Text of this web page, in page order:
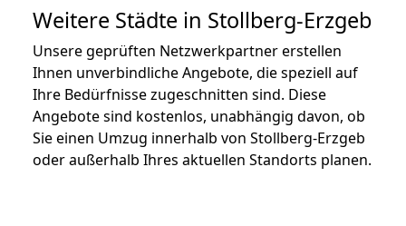
Weitere Städte in Stollberg-Erzgeb
Unsere geprüften Netzwerkpartner erstellen
Ihnen unverbindliche Angebote, die speziell auf
Ihre Bedürfnisse zugeschnitten sind. Diese
Angebote sind kostenlos, unabhängig davon, ob
Sie einen Umzug innerhalb von Stollberg-Erzgeb
oder außerhalb Ihres aktuellen Standorts planen.